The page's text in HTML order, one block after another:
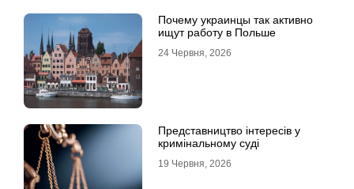
Почему украинцы так активно
ищут работу в Польше
24 Червня, 2026
Представництво інтересів у
кримінальному суді
19 Червня, 2026